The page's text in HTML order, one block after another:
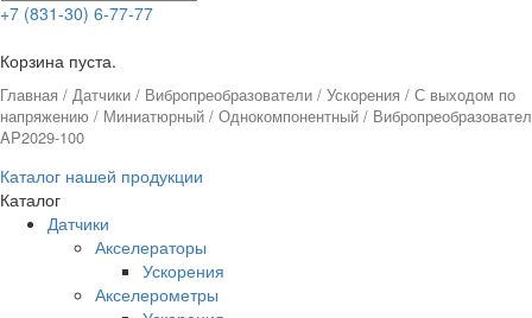
+7 (831-30) 6-77-77
Корзина пуста.
Главная / Датчики / Вибропреобразователи / Ускорения / С выходом по
напряжению / Миниатюрный / Однокомпонентный /
AP2029-100
Каталог нашей продукции
Каталог
Датчики
Акселераторы
Ускорения
Акселерометры